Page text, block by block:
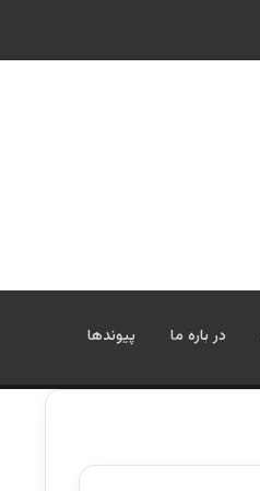
در باره ما پیوندها